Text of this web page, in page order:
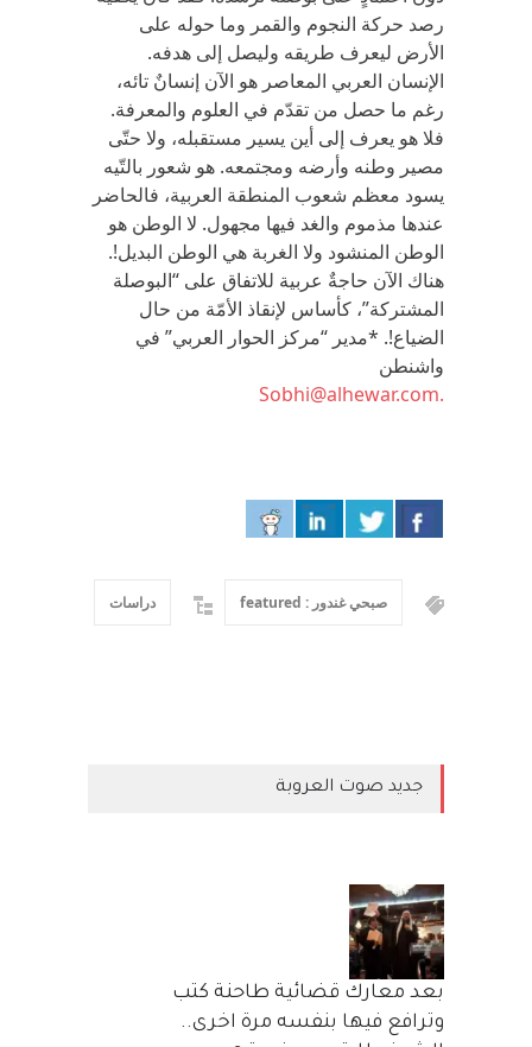
رصد حركة النجوم والقمر وما حوله على
الأرض ليعرف طريقه وليصل إلى هدفه.
الإنسان العربي المعاصر هو الآن إنسانٌ تائه،
رغم ما حصل من تقدّم في العلوم والمعرفة.
فلا هو يعرف إلى أين يسير مستقبله، ولا حتّى
مصير وطنه وأرضه ومجتمعه. هو شعور بالتّيه
يسود معظم شعوب المنطقة العربية، فالحاضر
عندها مذموم والغد فيها مجهول. لا الوطن هو
الوطن المنشود ولا الغربة هي الوطن البديل!.
هناك الآن حاجةٌ عربية للاتفاق على “البوصلة
المشتركة”، كأساس لإنقاذ الأمّة من حال
الضياع!. *مدير “مركز الحوار العربي” في
واشنطن
.Sobhi@alhewar.com
صبحي غندور : featured دراسات
جديد صوت العروبة
بعد معارك قضائية طاحنة كتب
وترافع فيها بنفسه مرة اخرى..